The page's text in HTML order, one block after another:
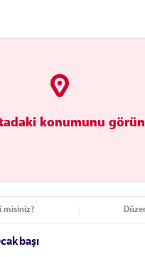
konumunu görün
sahibi misiniz?